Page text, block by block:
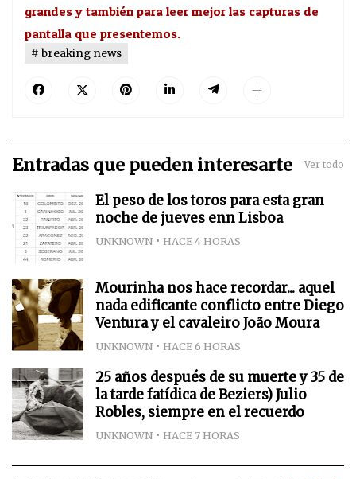
grandes y también para leer mejor las capturas de
pantalla que presentemos.
breaking news
Entradas que pueden interesarte Ver todo
El peso de los toros para esta gran
noche de jueves enn Lisboa
UNKNOWN HACE 4 HORAS
Mourinha nos hace recordar... aquel
nada edificante conflicto entre Diego
Ventura y el cavaleiro João Moura
UNKNOWN HACE 6 HORAS
25 años después de su muerte y 35 de
la tarde fatídica de Beziers) Julio
Robles, siempre en el recuerdo
UNKNOWN HACE 7 HORAS